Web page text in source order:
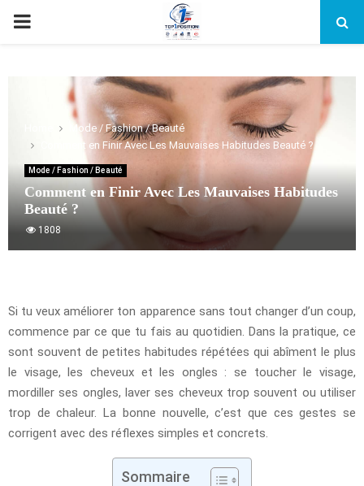
PRIMARY
Mode / Fashion / Beauté
Comment en Finir Avec Les Mauvaises Habitudes Beauté ?
Mode / Fashion / Beauté
Comment en Finir Avec Les Mauvaises Habitudes
Beauté ?
1808
Si tu veux améliorer ton apparence sans tout changer d’un coup,
commence par ce que tu fais au quotidien. Dans la pratique, ce
sont souvent de petites habitudes répétées qui abîment le plus
le visage, les cheveux et les ongles : se toucher le visage,
mordiller ses ongles, laver ses cheveux trop souvent ou utiliser
trop de chaleur. La bonne nouvelle, c’est que ces gestes se
corrigent avec des réflexes simples et concrets.
Sommaire